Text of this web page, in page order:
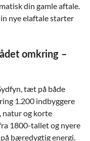
din gamle aftale.
nye elaftale starter
omkring –
tæt på både
1.200 indbyggere
natur og korte
1800-tallet og nyere
bæredygtig energi.